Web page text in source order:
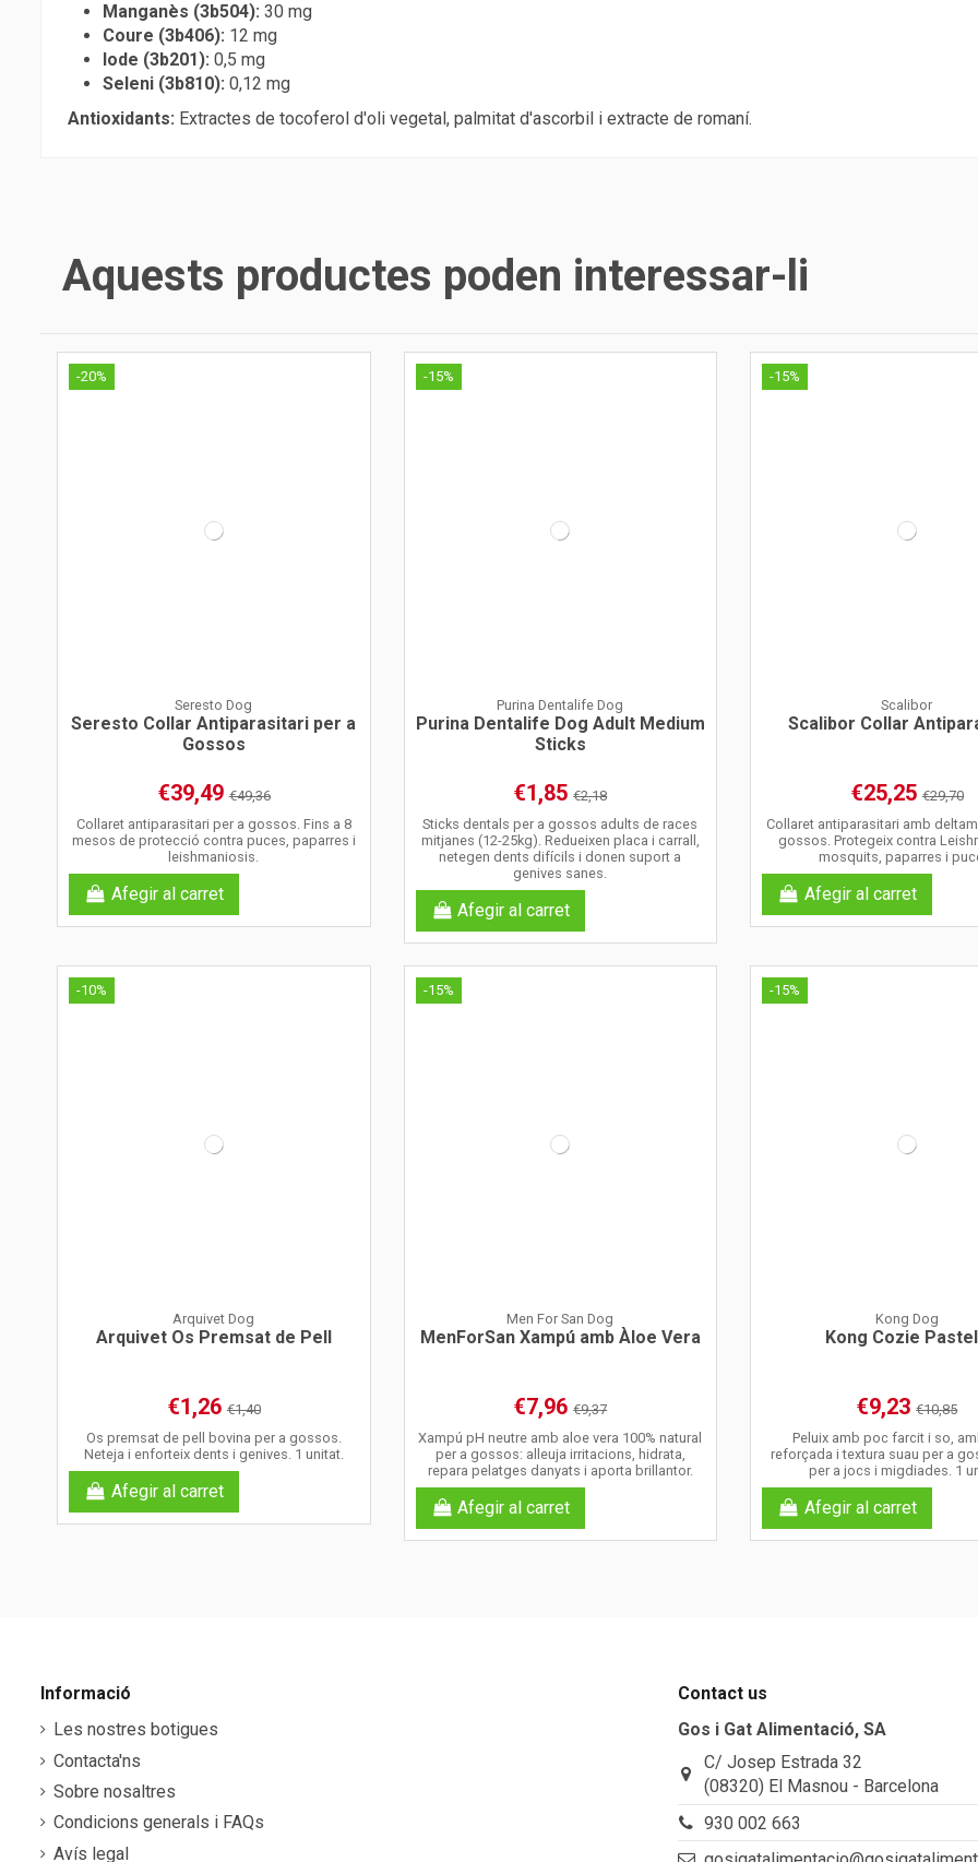
Manganès (3b504): 30 mg
Coure (3b406): 12 mg
Iode (3b201): 0,5 mg
Seleni (3b810): 0,12 mg
Antioxidants: Extractes de tocoferol d'oli vegetal, palmitat d'ascorbil i extracte de romaní.
Aquests productes poden interessar-li
-20%
Seresto Dog
Seresto Collar Antiparasitari per a
Gossos
€39,49€49,36
Collaret antiparasitari per a gossos. Fins a 8
mesos de protecció contra puces, paparres i
leishmaniosis.
Afegir al carret
-15%
Purina Dentalife Dog
Purina Dentalife Dog Adult Medium
Sticks
€1,85€2,18
Sticks dentals per a gossos adults de races
mitjanes (12-25kg). Redueixen placa i carrall,
netegen dents difícils i donen suport a
genives sanes.
Afegir al carret
-15%
Scalibor
Scalibor Collar
€25,25€29,70
Collaret antiparasitari amb
gossos. Protegeix contra
mosquits, paparres i
Afegir al carret
-10%
Arquivet Dog
Arquivet Os Premsat de Pell
€1,26€1,40
Os premsat de pell bovina per a gossos.
Neteja i enforteix dents i genives. 1 unitat.
Afegir al carret
-15%
Men For San Dog
MenForSan Xampú amb Àloe Vera
€7,96€9,37
Xampú pH neutre amb aloe vera 100% natural
per a gossos: alleuja irritacions, hidrata,
repara pelatges danyats i aporta brillantor.
Afegir al carret
-15%
Kong Dog
Kong Cozie
€9,23€10,85
Peluix amb poc farcit i so,
reforçada i textura suau per a
per a jocs i migdiades. 1
Afegir al carret
Informació
Les nostres botigues
Contacta'ns
Sobre nosaltres
Condicions generals i FAQs
Avís legal
Contact us
Gos i Gat Alimentació, SA
C/ Josep Estrada 32
(08320) El Masnou - Barcelona
930 002 663